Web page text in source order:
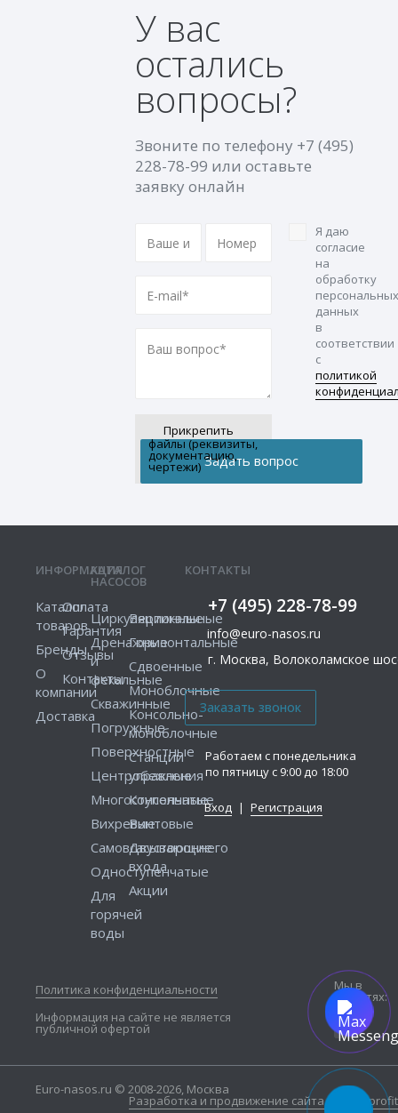
У вас
остались
вопросы?
Звоните по телефону +7 (495)
228-78-99 или оставьте
заявку онлайн
Прикрепить
файлы (реквизиты,
документацию,
чертежи)
Я даю
согласие
на
обработку
персональных
данных
в
соответствии
с
политикой
КОНТАКТЫ
+7 (495) 228-78-99
info@euro-nasos.ru
г. Москва, Волоколамское
Работаем с понедельника
по пятницу с 9:00 до 18:00
Вход | Регистрация
ИНФОРМАЦИЯ
Каталог
товаров
Бренды
О
компании
Доставка
Оплата
Гарантия
Отзывы
Контакты
КАТАЛОГ
НАСОСОВ
Циркуляционные
Дренажные
и
фекальные
Скважинные
Погружные
Поверхностные
Центробежные
Многоступенчатые
Вихревые
Самовсасывающие
Одноступенчатые
Для
горячей
воды
Вертикальные
Горизонтальные
Сдвоенные
Моноблочные
Консольно-
моноблочные
Станции
управления
Консольные
Винтовые
Двустороннего
входа
Акции
Политика конфиденциальности
Информация на сайте не является
публичной офертой
Мы в
соцсетях:
Euro-nasos.ru © 2008-2026, Москва
Разработка и продвижение сайта — Seo4profit